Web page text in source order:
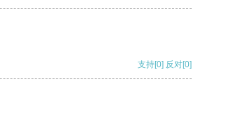
支持[0] 反对[0]